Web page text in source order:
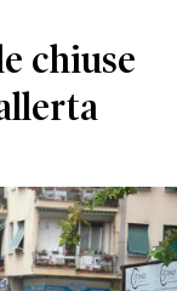
chiuse